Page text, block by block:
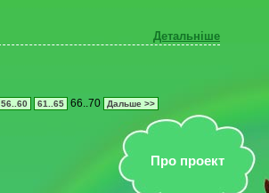
Детальніше
56..60 61..65 66..70 Дальше >>
Про проект